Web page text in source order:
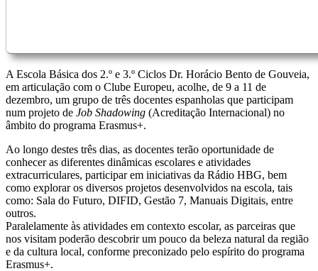
A Escola Básica dos 2.º e 3.º Ciclos Dr. Horácio Bento de Gouveia,
em articulação com o Clube Europeu, acolhe, de 9 a 11 de
dezembro, um grupo de três docentes espanholas que participam
num projeto de Job Shadowing (Acreditação Internacional) no
âmbito do programa Erasmus+.
Ao longo destes três dias, as docentes terão oportunidade de
conhecer as diferentes dinâmicas escolares e atividades
extracurriculares, participar em iniciativas da Rádio HBG, bem
como explorar os diversos projetos desenvolvidos na escola, tais
como: Sala do Futuro, DIFID, Gestão 7, Manuais Digitais, entre
outros.
Paralelamente às atividades em contexto escolar, as parceiras que
nos visitam poderão descobrir um pouco da beleza natural da região
e da cultura local, conforme preconizado pelo espírito do programa
Erasmus+.